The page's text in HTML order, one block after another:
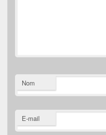
Nom
E-mail